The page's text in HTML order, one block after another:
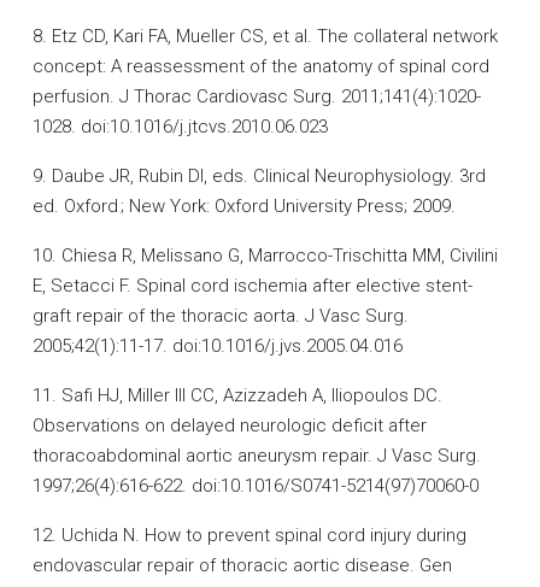
8. Etz CD, Kari FA, Mueller CS, et al. The collateral network
concept: A reassessment of the anatomy of spinal cord
perfusion. J Thorac Cardiovasc Surg. 2011;141(4):1020-
1028. doi:10.1016/j.jtcvs.2010.06.023
9. Daube JR, Rubin DI, eds. Clinical Neurophysiology. 3rd
ed. Oxford ; New York: Oxford University Press; 2009.
10. Chiesa R, Melissano G, Marrocco-Trischitta MM, Civilini
E, Setacci F. Spinal cord ischemia after elective stent-
graft repair of the thoracic aorta. J Vasc Surg.
2005;42(1):11-17. doi:10.1016/j.jvs.2005.04.016
11. Safi HJ, Miller III CC, Azizzadeh A, Iliopoulos DC.
Observations on delayed neurologic deficit after
thoracoabdominal aortic aneurysm repair. J Vasc Surg.
1997;26(4):616-622. doi:10.1016/S0741-5214(97)70060-0
12. Uchida N. How to prevent spinal cord injury during
endovascular repair of thoracic aortic disease. Gen